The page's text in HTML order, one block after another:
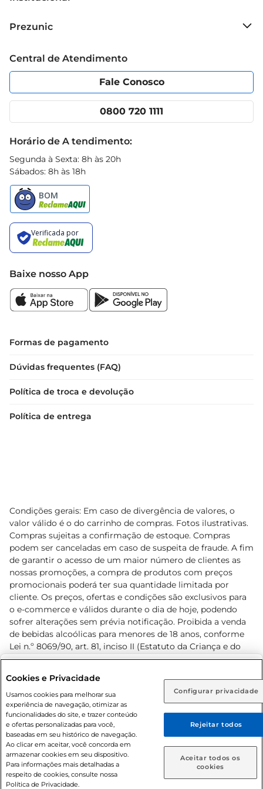
Rio de Janeiro (RJ) Goiás (GO)
Ou
Caso queira comprar online, informe como deseja receber
suas compras:
Entrega em casa Retire em Loja
aproveitar todo o frescor e sabor que a Batavo
Grupo Cencosud
Política de Privacidade
Portal do fornecedor
Cencosud Media
Prezunic
Código de Ética
App Prezunic
Central de Atendimento
Fale Conosco
0800 720 1111
Horário de A tendimento:
Segunda à Sexta: 8h às 20h
Sábados: 8h às 18h
Baixe nosso App
Formas de pagamento
Dúvidas frequentes (FAQ)
Política de troca e devolução
Política de entrega
Condições gerais: Em caso de divergência de valores, o
valor válido é o do carrinho de compras. Fotos ilustrativas.
Compras sujeitas a confirmação de estoque. Compras
podem ser canceladas em caso de suspeita de fraude. A fim
de garantir o acesso de um maior número de clientes as
nossas promoções, a compra de produtos com preços
promocionais poderá ter sua quantidade limitada por
cliente. Os preços, ofertas e condições são exclusivos para
o e-commerce e válidos durante o dia de hoje, podendo
sofrer alterações sem prévia notificação. Proibida a venda
de bebidas alcoólicas para menores de 18 anos, conforme
Lei n.º 8069/90, art. 81, inciso II (Estatuto da Criança e do
Adolescente). Preços e condições exclusivos para o
prévio. O valor mínimo para as compras on-line é de R$
80,00.
© 2026 Copyright. Todos os direitos
reservados Prezunic.
Cookies e Privacidade
Usamos cookies para melhorar sua
experiência de navegação, otimizar as
funcionalidades do site, e trazer conteúdo
e ofertas personalizadas para você,
baseadas em seu histórico de navegação.
Ao clicar em aceitar, você concorda em
armazenar cookies em seu dispositivo.
Para informações mais detalhadas a
respeito de cookies, consulte nossa
Política de Privacidade.
Configurar privacidade
Rejeitar todos
Aceitar todos os
cookies